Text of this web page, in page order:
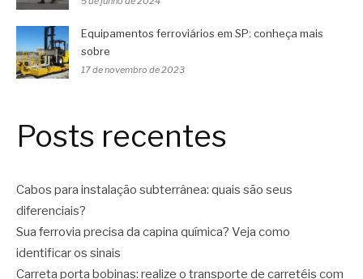
Equipamentos ferroviários em SP: conheça mais
sobre
17 de novembro de 2023
Posts recentes
Cabos para instalação subterrânea: quais são seus
diferenciais?
Sua ferrovia precisa da capina química? Veja como
identificar os sinais
Carreta porta bobinas: realize o transporte de carretéis com